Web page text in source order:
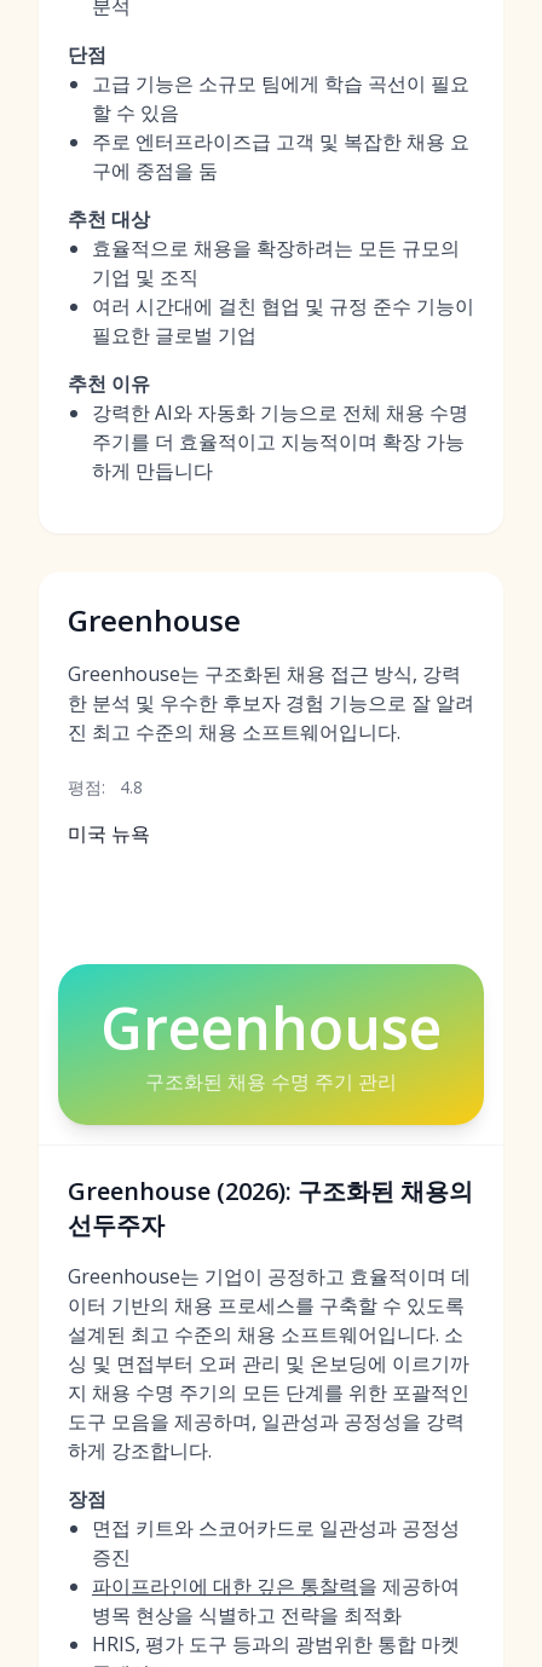
분석
단점
고급 기능은 소규모 팀에게 학습 곡선이 필요
할 수 있음
주로 엔터프라이즈급 고객 및 복잡한 채용 요
구에 중점을 둠
추천 대상
효율적으로 채용을 확장하려는 모든 규모의
기업 및 조직
여러 시간대에 걸친 협업 및 규정 준수 기능이
필요한 글로벌 기업
추천 이유
강력한 AI와 자동화 기능으로 전체 채용 수명
주기를 더 효율적이고 지능적이며 확장 가능
하게 만듭니다
Greenhouse
Greenhouse는 구조화된 채용 접근 방식, 강력
한 분석 및 우수한 후보자 경험 기능으로 잘 알려
진 최고 수준의 채용 소프트웨어입니다.
평점: 4.8
미국 뉴욕
Greenhouse
구조화된 채용 수명 주기 관리
Greenhouse (2026): 구조화된 채용의
선두주자
Greenhouse는 기업이 공정하고 효율적이며 데
이터 기반의 채용 프로세스를 구축할 수 있도록
설계된 최고 수준의 채용 소프트웨어입니다. 소
싱 및 면접부터 오퍼 관리 및 온보딩에 이르기까
지 채용 수명 주기의 모든 단계를 위한 포괄적인
도구 모음을 제공하며, 일관성과 공정성을 강력
하게 강조합니다.
장점
면접 키트와 스코어카드로 일관성과 공정성
증진
파이프라인에 대한 깊은 통찰력을 제공하여
병목 현상을 식별하고 전략을 최적화
HRIS, 평가 도구 등과의 광범위한 통합 마켓